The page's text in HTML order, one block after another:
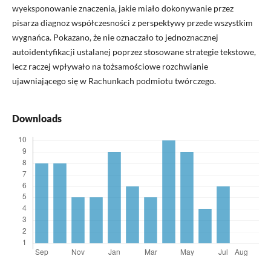
wyeksponowanie znaczenia, jakie miało dokonywanie przez
pisarza diagnoz współczesności z perspektywy przede wszystkim
wygnańca. Pokazano, że nie oznaczało to jednoznacznej
autoidentyfikacji ustalanej poprzez stosowane strategie tekstowe,
lecz raczej wpływało na tożsamościowe rozchwianie
ujawniającego się w Rachunkach podmiotu twórczego.
Downloads